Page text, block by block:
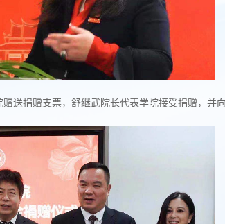
送捐赠支票，舒继武院长代表学院接受捐赠，并